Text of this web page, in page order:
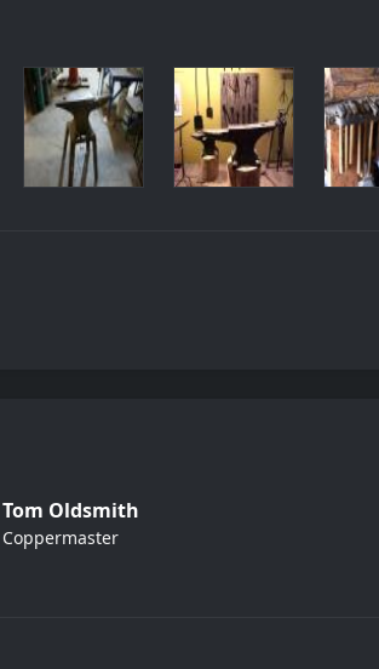
Tom Oldsmith
Coppermaster